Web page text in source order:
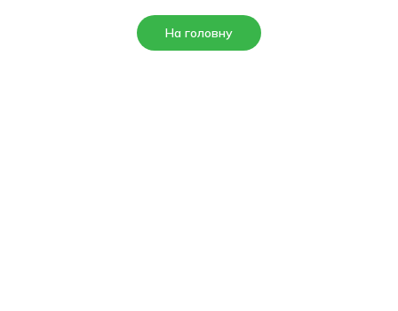
На головну